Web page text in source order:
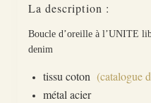
La description :
Boucle d’oreille à l’UNITE
denim
tissu coton (catalogue
métal acier